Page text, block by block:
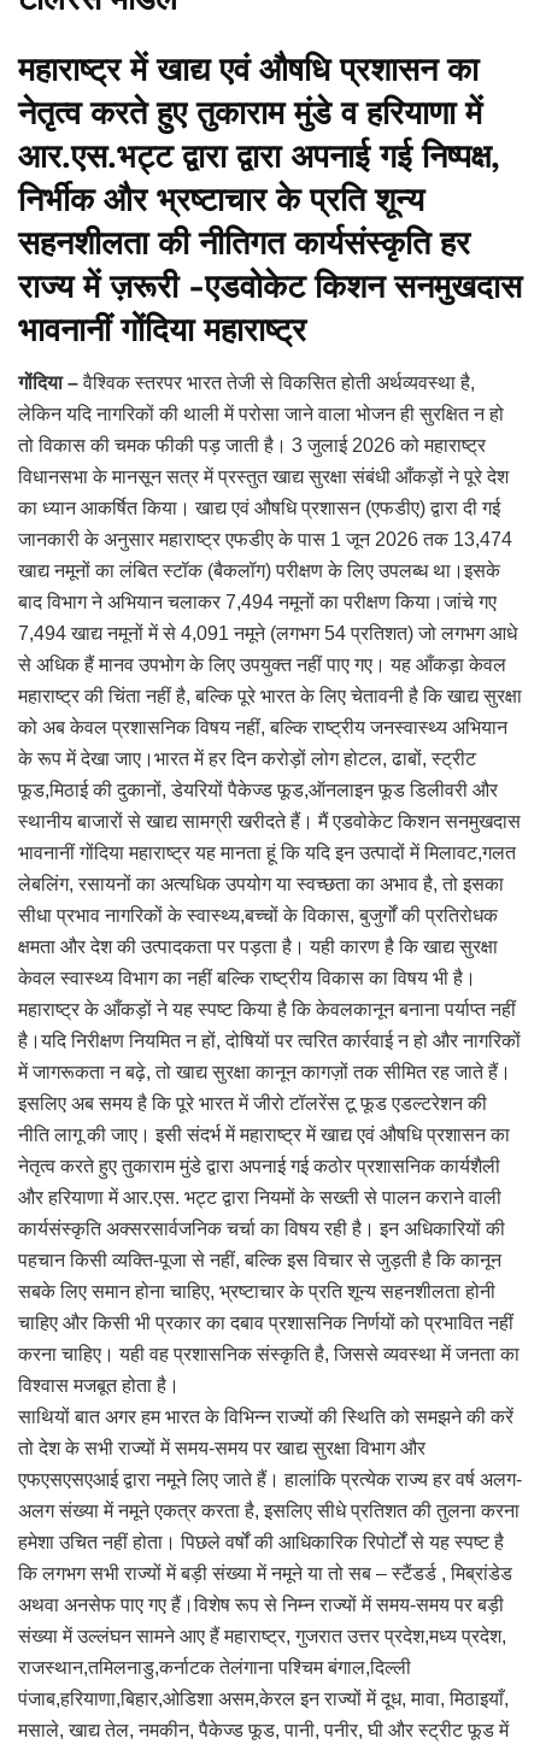
महाराष्ट्र में खाद्य एवं औषधि प्रशासन का
नेतृत्व करते हुए तुकाराम मुंडे व हरियाणा में
आर.एस.भट्ट द्वारा द्वारा अपनाई गई निष्पक्ष,
निर्भीक और भ्रष्टाचार के प्रति शून्य
सहनशीलता की नीतिगत कार्यसंस्कृति हर
राज्य में ज़रूरी -एडवोकेट किशन सनमुखदास
भावनानीं गोंदिया महाराष्ट्र
गोंदिया –वैश्विक स्तरपर भारत तेजी से विकसित होती अर्थव्यवस्था है,
लेकिन यदि नागरिकों की थाली में परोसा जाने वाला भोजन ही सुरक्षित न हो
तो विकास की चमक फीकी पड़ जाती है। 3 जुलाई 2026 को महाराष्ट्र
विधानसभा के मानसून सत्र में प्रस्तुत खाद्य सुरक्षा संबंधी आँकड़ों ने पूरे देश
का ध्यान आकर्षित किया। खाद्य एवं औषधि प्रशासन (एफडीए) द्वारा दी गई
जानकारी के अनुसार महाराष्ट्र एफडीए के पास 1 जून 2026 तक 13,474
खाद्य नमूनों का लंबित स्टॉक (बैकलॉग) परीक्षण के लिए उपलब्ध था।इसके
बाद विभाग ने अभियान चलाकर 7,494 नमूनों का परीक्षण किया।जांचे गए
7,494 खाद्य नमूनों में से 4,091 नमूने (लगभग 54 प्रतिशत) जो लगभग आधे
से अधिक हैं मानव उपभोग के लिए उपयुक्त नहीं पाए गए। यह आँकड़ा केवल
महाराष्ट्र की चिंता नहीं है, बल्कि पूरे भारत के लिए चेतावनी है कि खाद्य सुरक्षा
को अब केवल प्रशासनिक विषय नहीं, बल्कि राष्ट्रीय जनस्वास्थ्य अभियान
के रूप में देखा जाए।भारत में हर दिन करोड़ों लोग होटल, ढाबों, स्ट्रीट
फूड,मिठाई की दुकानों, डेयरियों पैकेज्ड फूड,ऑनलाइन फूड डिलीवरी और
स्थानीय बाजारों से खाद्य सामग्री खरीदते हैं। मैं एडवोकेट किशन सनमुखदास
भावनानीं गोंदिया महाराष्ट्र यह मानता हूं कि यदि इन उत्पादों में मिलावट,गलत
लेबलिंग, रसायनों का अत्यधिक उपयोग या स्वच्छता का अभाव है, तो इसका
सीधा प्रभाव नागरिकों के स्वास्थ्य,बच्चों के विकास, बुजुर्गों की प्रतिरोधक
क्षमता और देश की उत्पादकता पर पड़ता है। यही कारण है कि खाद्य सुरक्षा
केवल स्वास्थ्य विभाग का नहीं बल्कि राष्ट्रीय विकास का विषय भी है।
महाराष्ट्र के आँकड़ों ने यह स्पष्ट किया है कि केवलकानून बनाना पर्याप्त नहीं
है।यदि निरीक्षण नियमित न हों, दोषियों पर त्वरित कार्रवाई न हो और नागरिकों
में जागरूकता न बढ़े, तो खाद्य सुरक्षा कानून कागज़ों तक सीमित रह जाते हैं।
इसलिए अब समय है कि पूरे भारत में जीरो टॉलरेंस टू फूड एडल्टरेशन की
नीति लागू की जाए। इसी संदर्भ में महाराष्ट्र में खाद्य एवं औषधि प्रशासन का
नेतृत्व करते हुए तुकाराम मुंडे द्वारा अपनाई गई कठोर प्रशासनिक कार्यशैली
और हरियाणा में आर.एस. भट्ट द्वारा नियमों के सख्ती से पालन कराने वाली
कार्यसंस्कृति अक्सरसार्वजनिक चर्चा का विषय रही है। इन अधिकारियों की
पहचान किसी व्यक्ति-पूजा से नहीं, बल्कि इस विचार से जुड़ती है कि कानून
सबके लिए समान होना चाहिए, भ्रष्टाचार के प्रति शून्य सहनशीलता होनी
चाहिए और किसी भी प्रकार का दबाव प्रशासनिक निर्णयों को प्रभावित नहीं
करना चाहिए। यही वह प्रशासनिक संस्कृति है, जिससे व्यवस्था में जनता का
विश्वास मजबूत होता है।
साथियों बात अगर हम भारत के विभिन्न राज्यों की स्थिति को समझने की करें
तो देश के सभी राज्यों में समय-समय पर खाद्य सुरक्षा विभाग और
एफएसएसएआई द्वारा नमूने लिए जाते हैं। हालांकि प्रत्येक राज्य हर वर्ष अलग-
अलग संख्या में नमूने एकत्र करता है, इसलिए सीधे प्रतिशत की तुलना करना
हमेशा उचित नहीं होता। पिछले वर्षों की आधिकारिक रिपोर्टों से यह स्पष्ट है
कि लगभग सभी राज्यों में बड़ी संख्या में नमूने या तो सब – स्टैंडर्ड , मिब्रांडेड
अथवा अनसेफ पाए गए हैं।विशेष रूप से निम्न राज्यों में समय-समय पर बड़ी
संख्या में उल्लंघन सामने आए हैं महाराष्ट्र, गुजरात उत्तर प्रदेश,मध्य प्रदेश,
राजस्थान,तमिलनाडु,कर्नाटक तेलंगाना पश्चिम बंगाल,दिल्ली
पंजाब,हरियाणा,बिहार,ओडिशा असम,केरल इन राज्यों में दूध, मावा, मिठाइयाँ,
मसाले, खाद्य तेल, नमकीन, पैकेज्ड फूड, पानी, पनीर, घी और स्ट्रीट फूड में